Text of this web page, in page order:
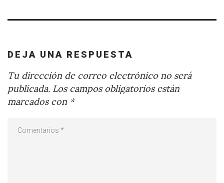
DEJA UNA RESPUESTA
Tu dirección de correo electrónico no será
publicada. Los campos obligatorios están
marcados con *